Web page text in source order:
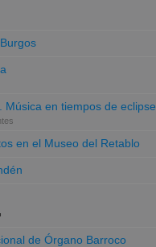
Música en tiempos de eclipse
en el Museo del Retablo
de Órgano Barroco